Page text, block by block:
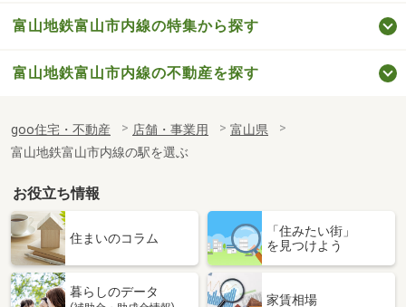
富山地鉄富山市内線の特集から探す
富山地鉄富山市内線の不動産を探す
goo住宅・不動産 店舗・事業用
富山県
富山地鉄富山市内線の駅を選ぶ
お役立ち情報
住まいのコラム
「住みたい街」
を見つけよう
暮らしのデータ
家賃相場